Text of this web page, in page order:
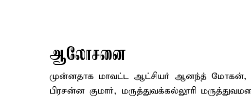
ஆலோசனை
முன்னதாக மாவட்ட ஆட்சியர் ஆனந்த் மோகன்,
பிரசன்ன குமார், மருத்துவக்கல்லூரி